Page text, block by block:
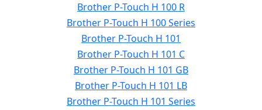
Brother P-Touch H 100 R
Brother P-Touch H 100 Series
Brother P-Touch H 101
Brother P-Touch H 101 C
Brother P-Touch H 101 GB
Brother P-Touch H 101 LB
Brother P-Touch H 101 Series